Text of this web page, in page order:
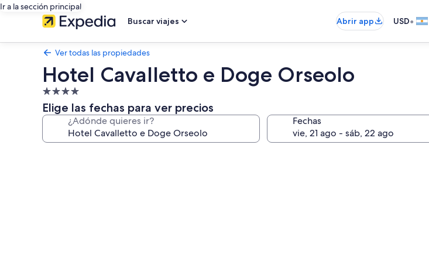
Ir a la sección principal
Buscar viajes
Abrir app USD•
Ver todas las propiedades
Hotel Cavalletto e Doge Orseolo
Propiedad
de
4.0
estrellas
Elige las fechas para ver precios
¿Adónde quieres ir? Fechas